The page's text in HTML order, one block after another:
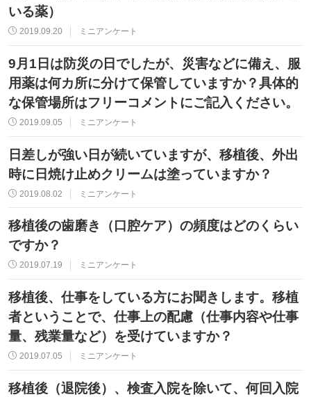
いる薬）
2019.09.20 ミニアンケート
9月1日は防災の日でしたが、災害などに備え、服
用薬は何カ所に分けて保管していますか？具体的
な保管場所はフリーコメントにご記入ください。
2019.09.05 ミニアンケート
日差しが強い日が続いていますが、移植後、外出
時に日焼け止めクリームは塗っていますか？
2019.08.02 ミニアンケート
移植後の歯磨き（口腔ケア）の頻度はどのくらい
ですか？
2019.07.19 ミニアンケート
移植後、仕事をしている方にお聞きします。移植
者ということで、仕事上の配慮（仕事内容や仕事
量、残業量など）を受けていますか？
2019.07.05 ミニアンケート
移植後（退院後）、検査入院を除いて、何回入院